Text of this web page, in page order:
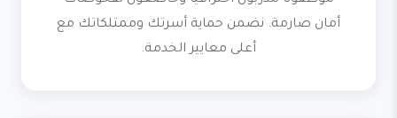
أمان صارمة. نضمن حماية أسرتك وممتلكاتك مع
أعلى معايير الخدمة.